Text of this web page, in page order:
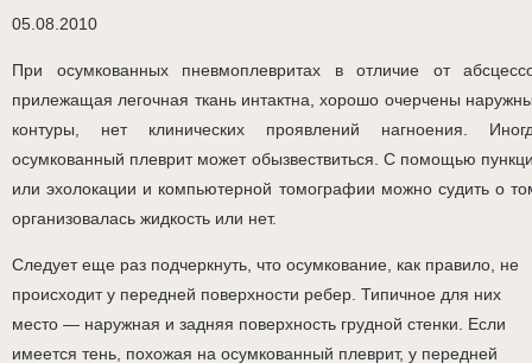
05.08.2010
При осумкованных пневмоплевритах в отличие от
прилежащая легочная ткань интактна, хорошо очерчены
контуры, нет клинических проявлений нагноения.
осумкованный плеврит может обызвествиться. С помощью
или эхолокации и компьютерной томографии можно судить о
организовалась жидкость или нет.
Следует еще раз подчеркнуть, что осумкование, как правило, не
происходит у передней поверхности ребер. Типичное для них
место — наружная и задняя поверхность грудной стенки. Если
имеется тень, похожая на осумкованный плеврит, у передней